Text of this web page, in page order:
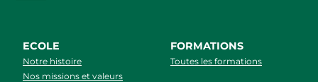
ECOLE
Notre histoire
Nos missions et valeurs
FORMATIONS
Toutes les formations